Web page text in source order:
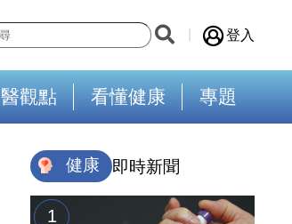
登入
醫觀點 看懂健康 專題
健康 即時新聞